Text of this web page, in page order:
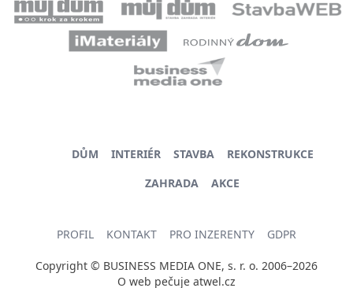
DŮM INTERIÉR STAVBA
REKONSTRUKCE
ZAHRADA
AKCE
PROFIL KONTAKT PRO INZERENTY GDPR
Copyright © BUSINESS MEDIA ONE, s. r. o. 2006–2026